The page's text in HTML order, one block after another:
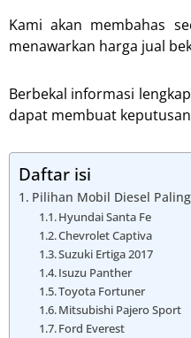
Kami akan membahas
menawarkan harga jual
Berbekal informasi
dapat membuat
Daftar isi
Pilihan Mobil Diesel
Hyundai Santa Fe
Chevrolet Captiva
Suzuki Ertiga 2017
Isuzu Panther
Toyota Fortuner
Mitsubishi Pajero Sport
Ford Everest